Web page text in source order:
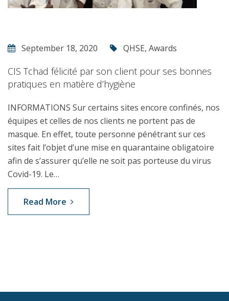
September 18, 2020 QHSE, Awards
CIS Tchad félicité par son client pour ses bonnes
pratiques en matière d’hygiène
INFORMATIONS Sur certains sites encore confinés, nos
équipes et celles de nos clients ne portent pas de
masque. En effet, toute personne pénétrant sur ces
sites fait l’objet d’une mise en quarantaine obligatoire
afin de s’assurer qu’elle ne soit pas porteuse du virus
Covid-19. Le…
Read More